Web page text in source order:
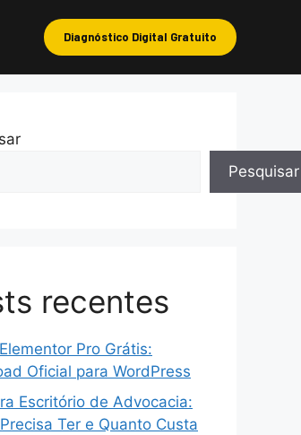
Diagnóstico Digital Gratuito
Pesquisar
recentes
Pro Grátis:
Oficial para WordPress
Escritório de Advocacia:
Ter e Quanto Custa